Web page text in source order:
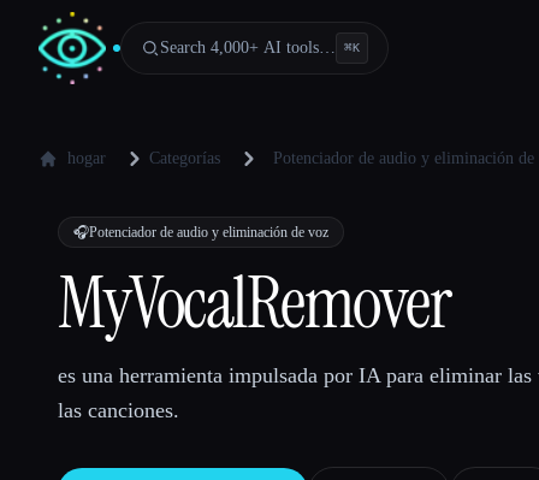
Search 4,000+ AI tools… ⌘K
hogar Categorías Potenciador de audio y eliminación de
🎧Potenciador de audio y eliminación de voz
MyVocalRemover
es una herramienta impulsada por IA para eliminar las
las canciones.